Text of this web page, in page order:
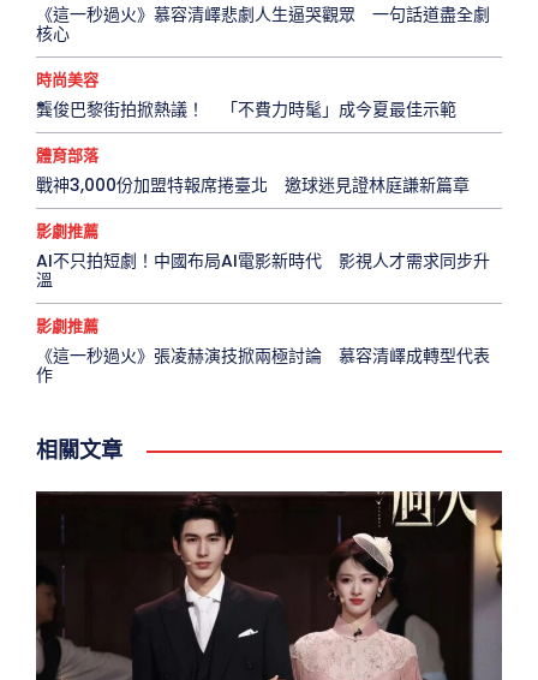
《這一秒過火》慕容清嶧悲劇人生逼哭觀眾 一句話道盡全劇
核心
時尚美容
龔俊巴黎街拍掀熱議！ 「不費力時髦」成今夏最佳示範
體育部落
戰神3,000份加盟特報席捲臺北 邀球迷見證林庭謙新篇章
影劇推薦
AI不只拍短劇！中國布局AI電影新時代 影視人才需求同步升
溫
影劇推薦
《這一秒過火》張凌赫演技掀兩極討論 慕容清嶧成轉型代表
作
相關文章